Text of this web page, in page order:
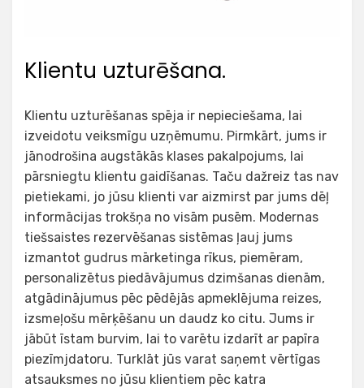
Klientu uzturēšana.
Klientu uzturēšanas spēja ir nepieciešama, lai
izveidotu veiksmīgu uzņēmumu. Pirmkārt, jums ir
jānodrošina augstākās klases pakalpojums, lai
pārsniegtu klientu gaidīšanas. Taču dažreiz tas nav
pietiekami, jo jūsu klienti var aizmirst par jums dēļ
informācijas trokšņa no visām pusēm. Modernas
tiešsaistes rezervēšanas sistēmas ļauj jums
izmantot gudrus mārketinga rīkus, piemēram,
personalizētus piedāvājumus dzimšanas dienām,
atgādinājumus pēc pēdējās apmeklējuma reizes,
izsmeļošu mērķēšanu un daudz ko citu. Jums ir
jābūt īstam burvim, lai to varētu izdarīt ar papīra
piezīmjdatoru. Turklāt jūs varat saņemt vērtīgas
atsauksmes no jūsu klientiem pēc katra